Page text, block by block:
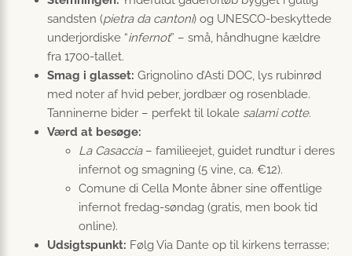
sandsten (pietra da cantoni) og UNESCO-beskyttede
underjordiske “infernot” – små, håndhugne kældre
fra 1700-tallet.
Smag i glasset: Grignolino d’Asti DOC, lys rubinrød
med noter af hvid peber, jordbær og rosenblade.
Tanninerne bider – perfekt til lokale salami cotte.
Værd at besøge:
La Casaccia– familieejet, guidet rundtur i deres
infernot og smagning (5 vine, ca. €12).
Comune di Cella Monte åbner sine offentlige
infernot fredag-søndag (gratis, men book tid
online).
Udsigtspunkt: Følg Via Dante op til kirkens terrasse;